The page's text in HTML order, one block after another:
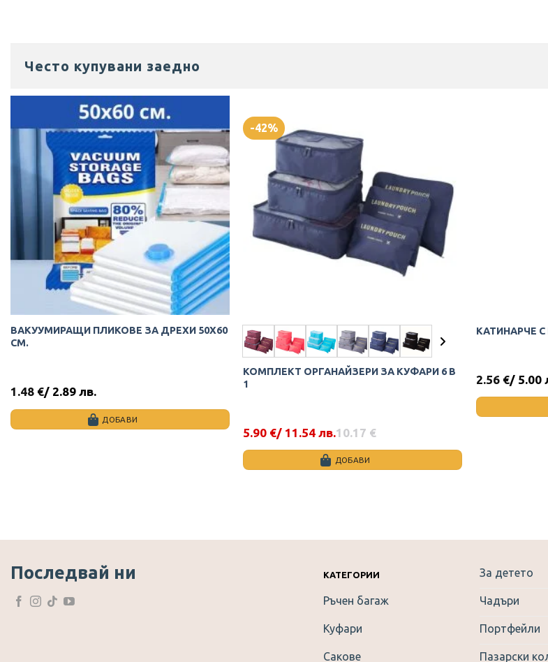
Страхотен куфар
Страхотен куфар, бърза доставка, добре опакован. Препоръчвам!
Mon Feb 02 2026 12:17:03 GMT+0000 (Coordinated Universal Time)
Често купувани заедно
ВАКУУМИРАЩИ ПЛИКОВЕ ЗА ДРЕХИ 50Х60
СМ.
1.48 €/ 2.89 лв.
ДОБАВИ
-42%
КОМПЛЕКТ ОРГАНАЙЗЕРИ ЗА КУФАРИ 6 В
1
10.17 €
Original
price
10.17 €.
5.90 €
Текущата
цена
5.90 €.
/ 11.54 лв.
ДОБАВИ
variants.
КАТИНАРЧЕ
2.56 €/ 5.00
Последвай ни КАТЕГОРИИ
Ръчен багаж
Куфари
Сакове
За детето
Чадъри
Портфейли
Пазарски